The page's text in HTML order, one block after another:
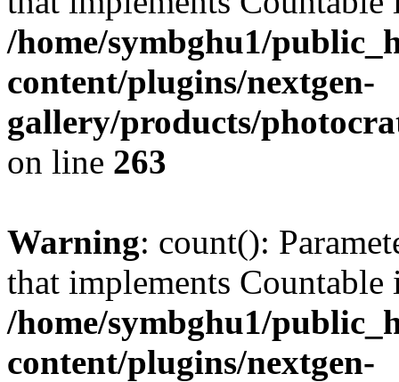
/home/symbghu1/
content/plugins/nextgen-
gallery/products/
on line 263
Warning: count():
that implements Countable
/home/symbghu1/
content/plugins/nextgen-